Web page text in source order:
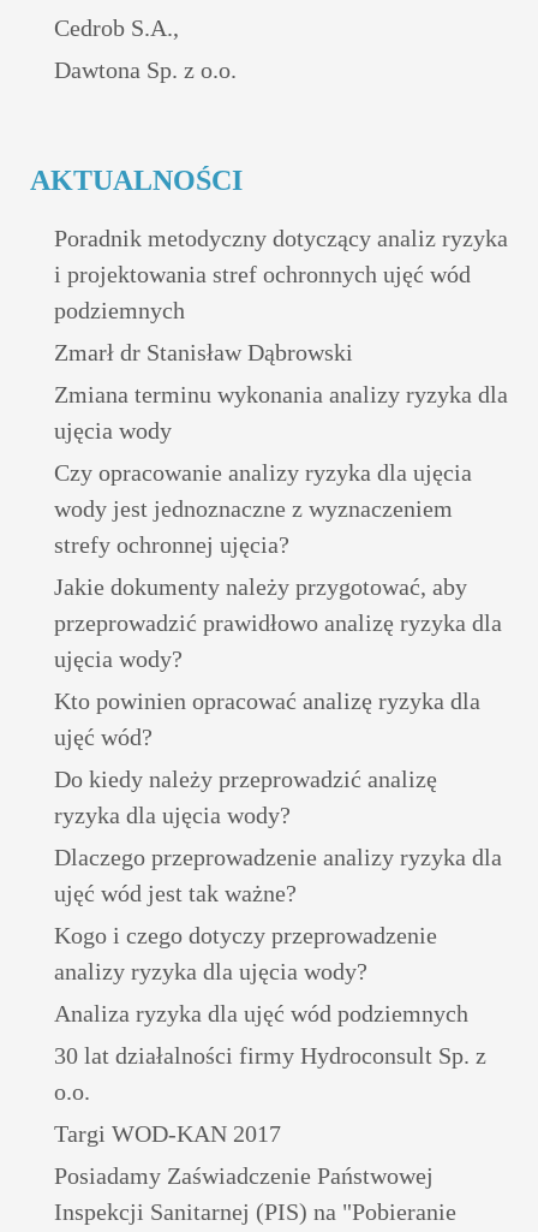
Cedrob S.A.,
Dawtona Sp. z o.o.
AKTUALNOŚCI
Poradnik metodyczny dotyczący analiz ryzyka
i projektowania stref ochronnych ujęć wód
podziemnych
Zmarł dr Stanisław Dąbrowski
Zmiana terminu wykonania analizy ryzyka dla
ujęcia wody
Czy opracowanie analizy ryzyka dla ujęcia
wody jest jednoznaczne z wyznaczeniem
strefy ochronnej ujęcia?
Jakie dokumenty należy przygotować, aby
przeprowadzić prawidłowo analizę ryzyka dla
ujęcia wody?
Kto powinien opracować analizę ryzyka dla
ujęć wód?
Do kiedy należy przeprowadzić analizę
ryzyka dla ujęcia wody?
Dlaczego przeprowadzenie analizy ryzyka dla
ujęć wód jest tak ważne?
Kogo i czego dotyczy przeprowadzenie
analizy ryzyka dla ujęcia wody?
Analiza ryzyka dla ujęć wód podziemnych
30 lat działalności firmy Hydroconsult Sp. z
o.o.
Targi WOD-KAN 2017
Posiadamy Zaświadczenie Państwowej
Inspekcji Sanitarnej (PIS) na "Pobieranie